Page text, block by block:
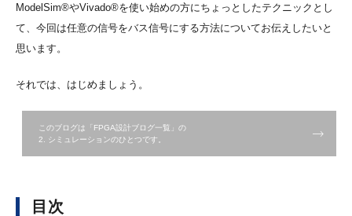
ModelSim®やVivado®を使い始めの方にちょっとしたテクニックとし
て、今回は任意の信号をバス信号にする方法についてお伝えしたいと
思います。
それでは、はじめましょう。
このブログは「FPGA設計ブログ一覧」の
2. シミュレーションのひとつです。
目次